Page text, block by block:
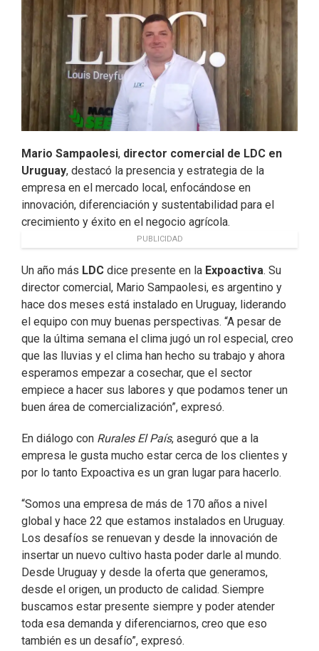
k
Mario Sampaolesi, director comercial de LDC en
Uruguay, destacó la presencia y estrategia de la
empresa en el mercado local, enfocándose en
innovación, diferenciación y sustentabilidad para el
crecimiento y éxito en el negocio agrícola.
PUBLICIDAD
Un año más LDC dice presente en la Expoactiva. Su
director comercial, Mario Sampaolesi, es argentino y
hace dos meses está instalado en Uruguay, liderando
el equipo con muy buenas perspectivas. “A pesar de
que la última semana el clima jugó un rol especial, creo
que las lluvias y el clima han hecho su trabajo y ahora
esperamos empezar a cosechar, que el sector
empiece a hacer sus labores y que podamos tener un
buen área de comercialización”, expresó.
En diálogo con Rurales El País, aseguró que a la
empresa le gusta mucho estar cerca de los clientes y
por lo tanto Expoactiva es un gran lugar para hacerlo.
“Somos una empresa de más de 170 años a nivel
global y hace 22 que estamos instalados en Uruguay.
Los desafíos se renuevan y desde la innovación de
insertar un nuevo cultivo hasta poder darle al mundo.
Desde Uruguay y desde la oferta que generamos,
desde el origen, un producto de calidad. Siempre
buscamos estar presente siempre y poder atender
toda esa demanda y diferenciarnos, creo que eso
también es un desafío”, expresó.